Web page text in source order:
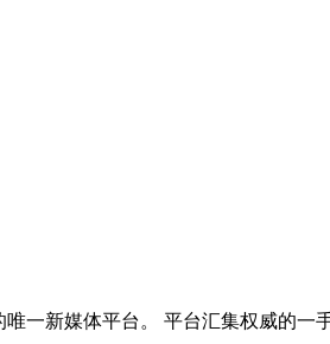
一新媒体平台。 平台汇集权威的